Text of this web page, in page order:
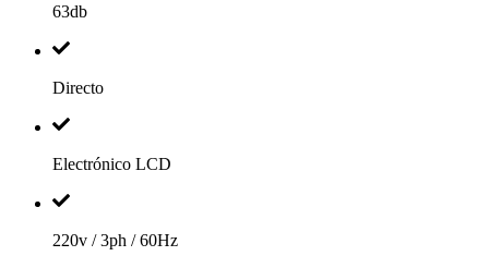
63db
Directo
Electrónico LCD
220v / 3ph / 60Hz